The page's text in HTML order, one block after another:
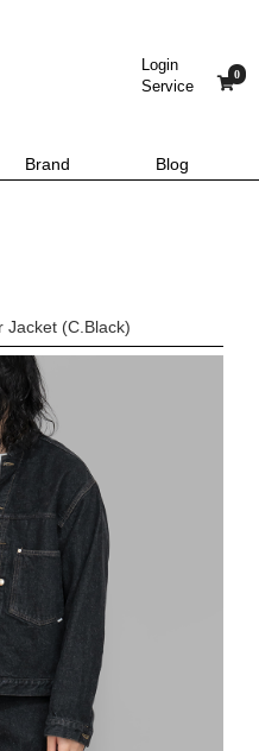
Login
Service
0
Brand Blog
Jacket (C.Black)